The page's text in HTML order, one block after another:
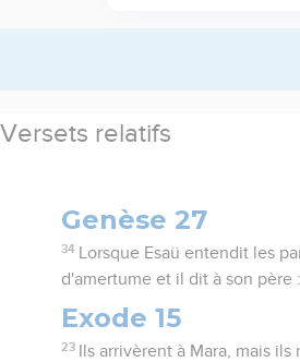
Versets relatifs
Genèse 27
34
Lorsque Esaü entendit les
d'amertume et il dit à son père
Exode 15
23
Ils arrivèrent à Mara, mais